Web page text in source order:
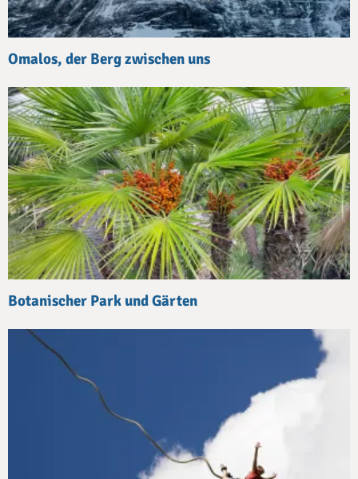
Omalos, der Berg zwischen uns
Botanischer Park und Gärten